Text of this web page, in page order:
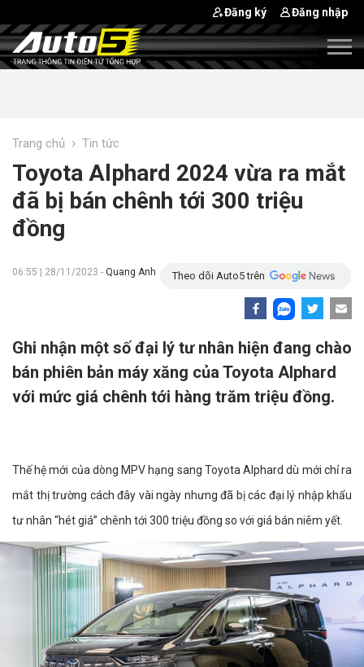
Đăng ký Đăng nhập
Trang chủ › Tin tức
Toyota Alphard 2024 vừa ra mắt
đã bị bán chênh tới 300 triệu
đồng
06:55 | 28/11/2023 - Quang Anh Theo dõi Auto5 trên
Ghi nhận một số đại lý tư nhân hiện đang chào
bán phiên bản máy xăng của Toyota Alphard
với mức giá chênh tới hàng trăm triệu đồng.
Thế hệ mới của dòng MPV hạng sang Toyota Alphard dù mới chỉ ra
mắt thị trường cách đây vài ngày nhưng đã bị các đại lý nhập khẩu
tư nhân “hét giá” chênh tới 300 triệu đồng so với giá bán niêm yết.